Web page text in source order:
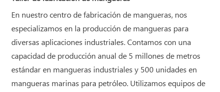
En nuestro centro de fabricación de mangueras, nos
especializamos en la producción de mangueras para
diversas aplicaciones industriales. Contamos con una
capacidad de producción anual de 5 millones de metros
estándar en mangueras industriales y 500 unidades en
mangueras marinas para petróleo. Utilizamos equipos de